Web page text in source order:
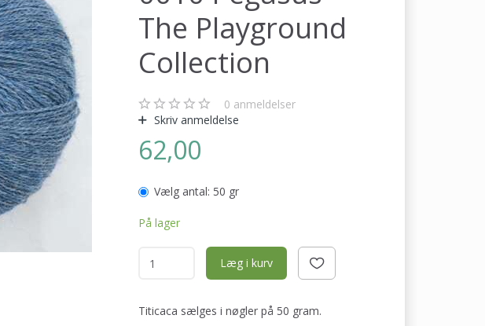
The Playground
Collection
0 anmeldelser
Skriv anmeldelse
62,00
Vælg antal: 50 gr
På lager
Læg i kurv
Titicaca sælges i nøgler på 50 gram.